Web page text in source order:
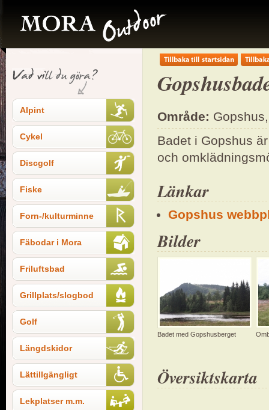
Alpint
Cykel
Discgolf
Fiske
Forn-/kulturminne
Fäbodar i Mora
Friluftsbad
Grillplats/slogbod
Golf
Längdskidor
Lättillgängligt
Lekplatser m.m.
Område:
Badet i Gopshus
och
Länkar
Gopshus
Bilder
Badet med Gopshusberget
Översiktskarta